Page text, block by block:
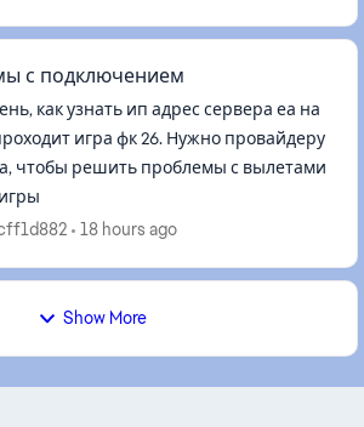
с подключением
как узнать ип адрес сервера еа на
игра фк 26. Нужно провайдеру
чтобы решить проблемы с вылетами
18 hours ago
Show More